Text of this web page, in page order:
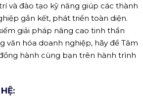
và đào tạo kỹ năng giúp các thành
gắn kết, phát triển toàn diện.
giải pháp nâng cao tinh thần
văn hóa doanh nghiệp, hãy để Tâm
hành cùng bạn trên hành trình